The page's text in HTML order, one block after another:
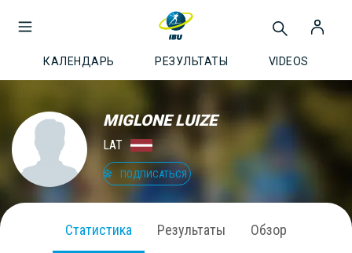
КАЛЕНДАРЬ РЕЗУЛЬТАТЫ VIDEOS
MIGLONE LUIZE
LAT
ПОДПИСАТЬСЯ
Статистика Результаты Обзор